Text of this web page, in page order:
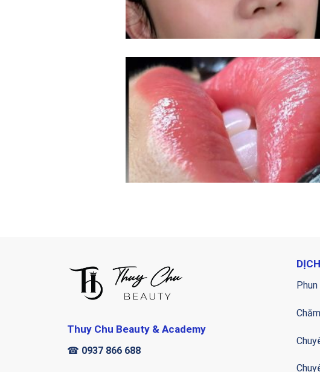
Thuy Chu Beauty & Academy
☎ 0937 866 688